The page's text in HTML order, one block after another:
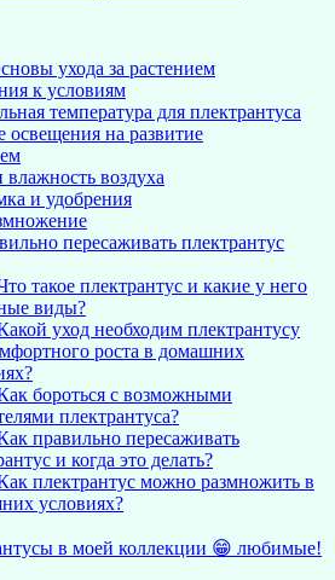
ухода за растением
к условиям
температура для плектрантуса
освещения на развитие
воздуха
и удобрения
пересаживать плектрантус
такое плектрантус и какие у него
виды?
уход необходим плектрантусу
роста в домашних
бороться с возможными
плектрантуса?
правильно пересаживать
и когда это делать?
плектрантус можно размножить в
условиях?
в моей коллекции 😁 любимые!